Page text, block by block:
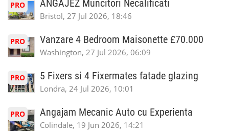
PRO ANGAJEZ Muncitori Necalificati
Bristol, 27 Jul 2026, 18:46
PRO Vanzare 4 Bedroom Maisonette £70.000
Washington, 27 Jul 2026, 06:09
PRO 5 Fixers si 4 Fixermates fatade glazing
Londra, 24 Jul 2026, 10:01
PRO Angajam Mecanic Auto cu Experienta
Colindale, 19 Jun 2026, 14:21